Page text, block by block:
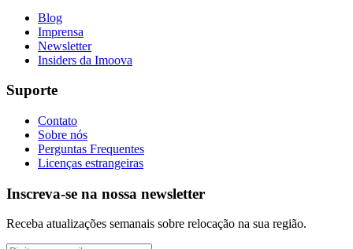
Blog
Imprensa
Newsletter
Insiders da Imoova
Suporte
Contato
Sobre nós
Perguntas Frequentes
Licenças estrangeiras
Inscreva-se na nossa newsletter
Receba atualizações semanais sobre relocação na sua região.